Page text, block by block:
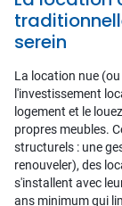
serein
La location nue
l'investissement
logement et le
propres meubles.
structurels : une
renouveler), des
s'installent avec
ans minimum qui